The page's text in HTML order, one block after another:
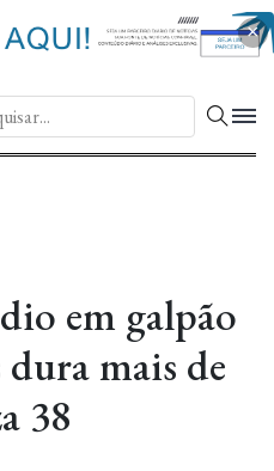
×
em galpão
mais de
38